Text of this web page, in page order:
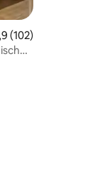
(102)